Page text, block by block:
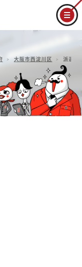
大阪市西淀川区 派遣社